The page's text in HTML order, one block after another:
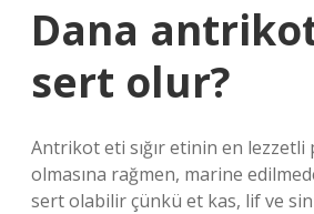
Dana
sert olur?
Antrikot eti sığır etinin en lezzetli
olmasına rağmen, marine
sert olabilir çünkü et kas, lif ve